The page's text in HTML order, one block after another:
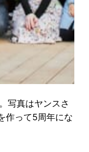
写真はヤンスさ
作って5周年にな